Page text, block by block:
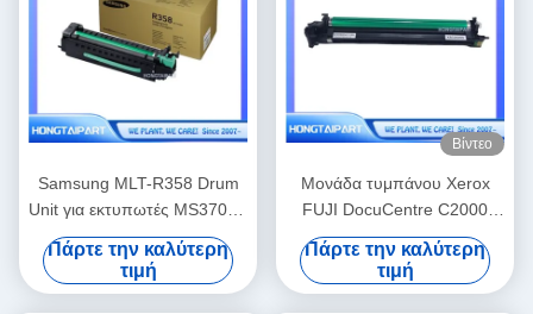
Samsung MLT-R358 Drum
Unit για εκτυπωτές MS370LX
M4370LX M5360RX
Πάρτε την καλύτερη
τιμή
Βίντεο
Μονάδα τυμπάνου Xerox
FUJI DocuCentre C2000
SC2020 CT351053 68.2K
Πάρτε την καλύτερη
τιμή